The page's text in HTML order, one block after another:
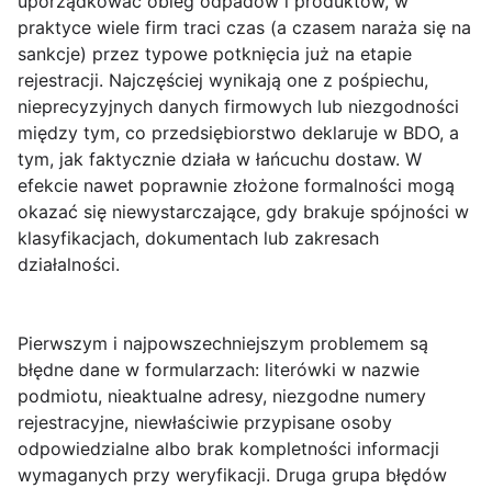
praktyce wiele firm traci czas (a czasem naraża się na
sankcje) przez typowe potknięcia już na etapie
rejestracji. Najczęściej wynikają one z pośpiechu,
nieprecyzyjnych danych firmowych lub niezgodności
między tym, co przedsiębiorstwo deklaruje w BDO, a
tym, jak faktycznie działa w łańcuchu dostaw. W
efekcie nawet poprawnie złożone formalności mogą
okazać się niewystarczające, gdy brakuje spójności w
klasyfikacjach, dokumentach lub zakresach
działalności.
Pierwszym i najpowszechniejszym problemem są
błędne dane w formularzach: literówki w nazwie
podmiotu, nieaktualne adresy, niezgodne numery
rejestracyjne, niewłaściwie przypisane osoby
odpowiedzialne albo brak kompletności informacji
wymaganych przy weryfikacji. Druga grupa błędów